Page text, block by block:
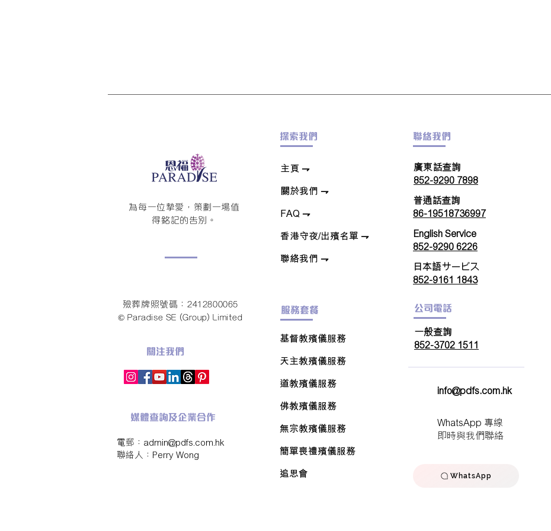
為每一位摯愛，策劃一場值
得銘記的告別。
殮葬牌照號碼：2412800065
© Paradise SE (Group) Limited
關注我們
媒體查詢及企業合作
電郵： admin@pdfs.com.hk
​聯絡人：Perry Wong
​主頁 ⇁
關於我們 ⇁
FAQ ⇁
香港守夜/出殯名單 ⇁
聯絡我們 ⇁
服務套餐
基督教殯儀服務
天主教殯儀服務
道教殯儀服務
佛教殯儀服務
無宗教殯儀服務
簡單喪禮殯儀服務
追思會
聯絡我們
廣東話查詢
852-9290 7898
普通話查詢
86-19518736997
English Service
852-9290 6226
日本語サービス
852-9161 1843
公司電話
一般查詢
852-3702 1511
info@pdfs.com.hk
WhatsApp 專線
即時與我們聯絡
WhatsApp
探索我們